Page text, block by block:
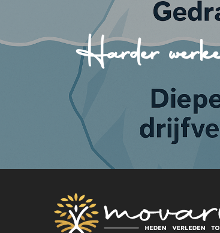
Harder